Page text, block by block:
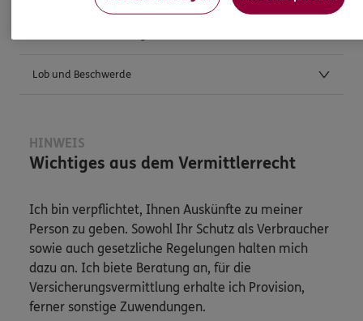
Lob und Beschwerde
HINWEIS
Wichtiges aus dem Vermittlerrecht
Ich bin verpflichtet, Ihnen Auskünfte zu meiner
Person zu geben. Sowohl Ihr Schutz als Verbraucher
sowie auch gesetzliche Regelungen halten mich
dazu an. Ich biete Beratung an, für die
Versicherungsvermittlung erhalte ich Provision,
ferner sonstige Zuwendungen.